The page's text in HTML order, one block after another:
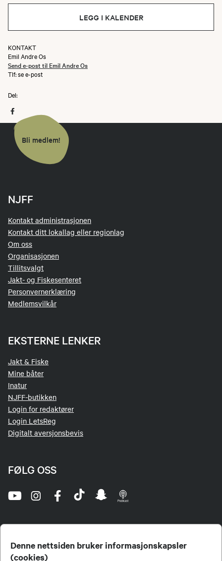
Denne nettsiden bruker informasjonskapsler
(cookies)
LEGG I KALENDER
KONTAKT
Emil Andre Os
Send e-post til Emil Andre Os
Tlf: se e-post
Del:
Bli medlem!
NJFF
Kontakt administrasjonen
Kontakt ditt lokallag eller regionlag
Om oss
Organisasjonen
Tillitsvalgt
Jakt- og Fiskesenteret
Personvernerklæring
Medlemsvilkår
EKSTERNE LENKER
Jakt & Fiske
Mine båter
Inatur
NJFF-butikken
Login for redaktører
Login LetsReg
Digitalt aversjonsbevis
FØLG OSS